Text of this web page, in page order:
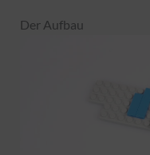
Der Aufbau